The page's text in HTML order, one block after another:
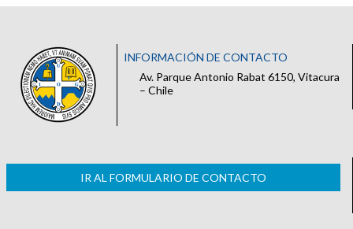
INFORMACIÓN DE CONTACTO
Av. Parque Antonio Rabat 6150, Vitacura
– Chile
IR AL FORMULARIO DE CONTACTO